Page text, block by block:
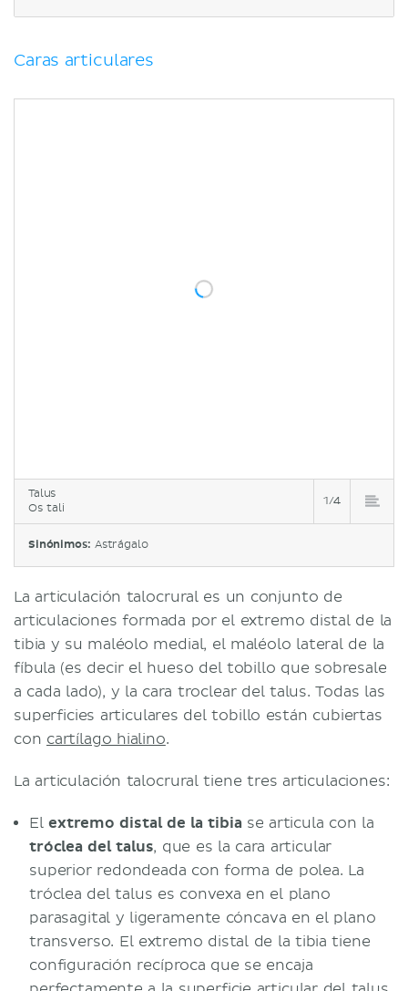
(deltoideo)
Movimientos
Caras articulares
Talus
Os tali
1/4
Sinónimos: Astrágalo
La articulación talocrural es un conjunto de
articulaciones formada por el extremo distal de la
tibia y su maléolo medial, el maléolo lateral de la
fíbula (es decir el hueso del tobillo que sobresale
a cada lado), y la cara troclear del talus. Todas las
superficies articulares del tobillo están cubiertas
con cartílago hialino.
La articulación talocrural tiene tres articulaciones:
Elextremo distal de la tibia se articula con la
tróclea del talus, que es la cara articular
superior redondeada con forma de polea. La
tróclea del talus es convexa en el plano
parasagital y ligeramente cóncava en el plano
transverso. El extremo distal de la tibia tiene
configuración recíproca que se encaja